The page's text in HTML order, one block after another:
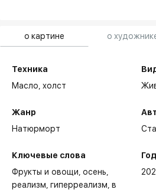
о картине о
Техника
Масло,холст
Жанр
Натюрморт
Ключевые слова
Фрукты и овощи осень
реализм гиперреализм в